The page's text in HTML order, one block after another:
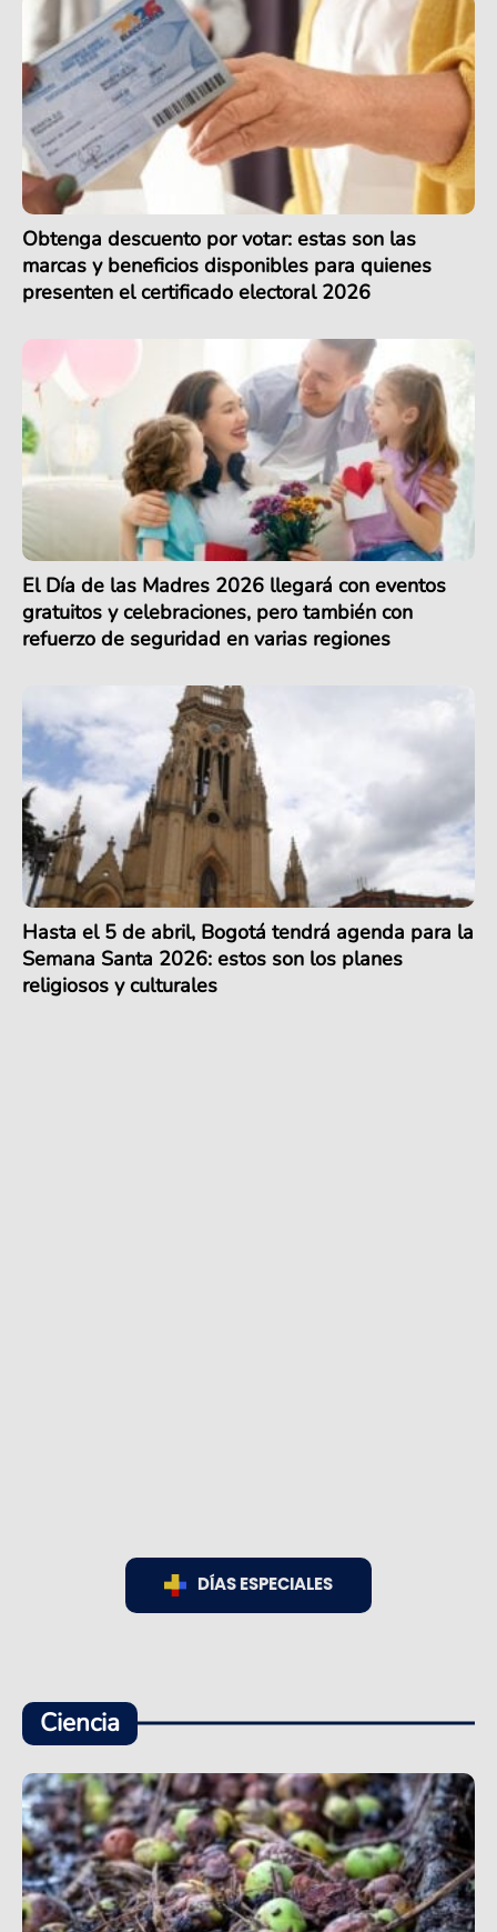
Obtenga descuento por votar: estas son las
marcas y beneficios disponibles para quienes
presenten el certificado electoral 2026
El Día de las Madres 2026 llegará con eventos
gratuitos y celebraciones, pero también con
refuerzo de seguridad en varias regiones
Hasta el 5 de abril, Bogotá tendrá agenda para la
Semana Santa 2026: estos son los planes
religiosos y culturales
DÍAS ESPECIALES
Ciencia